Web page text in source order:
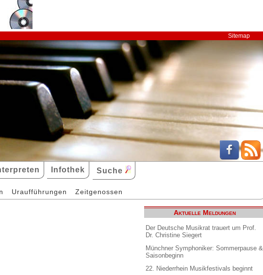
Sitemap
Infothek Suche
Uraufführungen Zeitgenossen
Aktuelle Meldungen
Der Deutsche Musikrat trauert um Prof.
Dr. Christine Siegert
Münchner Symphoniker: Sommerpause &
Saisonbeginn
22. Niederrhein Musikfestivals beginnt